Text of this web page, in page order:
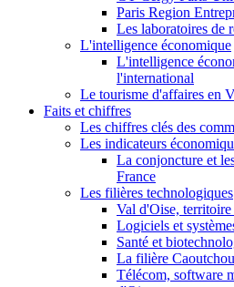
Paris Region
Les laboratoires de
L'intelligence économique
L'intelligence
l'international
Le tourisme d'affaires en
Faits et chiffres
Les chiffres clés des
Les indicateurs
La conjoncture et
France
Les filières technologiques
Val d'Oise,
Logiciels et
Santé et
La filière
Télécom, software